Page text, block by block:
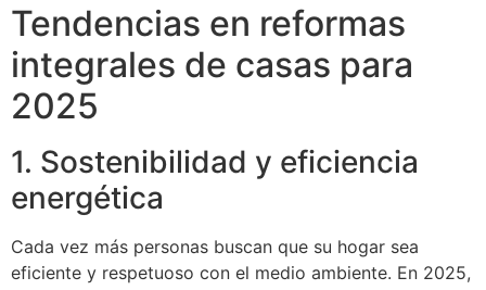
Tendencias en reformas
integrales de casas para
2025
1. Sostenibilidad y eficiencia
energética
Cada vez más personas buscan que su hogar sea
eficiente y respetuoso con el medio ambiente. En 2025,